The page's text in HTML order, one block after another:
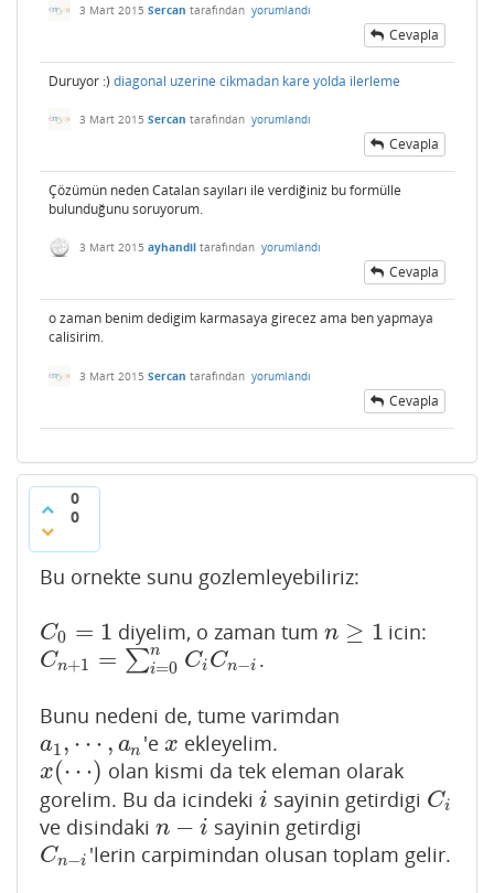
3 Mart 2015 Sercan tarafından yorumlandı
Cevapla
Duruyor :) diagonal uzerine cikmadan kare yolda ilerleme
3 Mart 2015 Sercan tarafından yorumlandı
Cevapla
Çözümün neden Catalan sayıları ile verdiğiniz bu formülle
bulunduğunu soruyorum.
3 Mart 2015 ayhandil tarafından yorumlandı
Cevapla
o zaman benim dedigim karmasaya girecez ama ben yapmaya
calisirim.
3 Mart 2015 Sercan tarafından yorumlandı
Cevapla
0
0
Bu ornekte sunu gozlemleyebiliriz:
C0 = 1
C0= 1 diyelim, o zaman tumn ≥ 1
n≥1 icin:
Cn+1 = ∑n
i=0 Ci Cn−i
Cn+1 ∑i= 0nC C n−i .
Bunu nedeni de, tume varimdan
a1, ⋯ , an
a1 ,⋯ , a n 'e x
x ekleyelim.
x(⋯)
x(⋯ )
olan kismi da tek eleman olarak
gorelim. Bu da icindeki i
i sayinin getirdigi Ci
Ci
ve disindaki n − i
n−i sayinin getirdigi
Cn−i
Cn−i 'lerin carpimindan olusan toplam gelir.